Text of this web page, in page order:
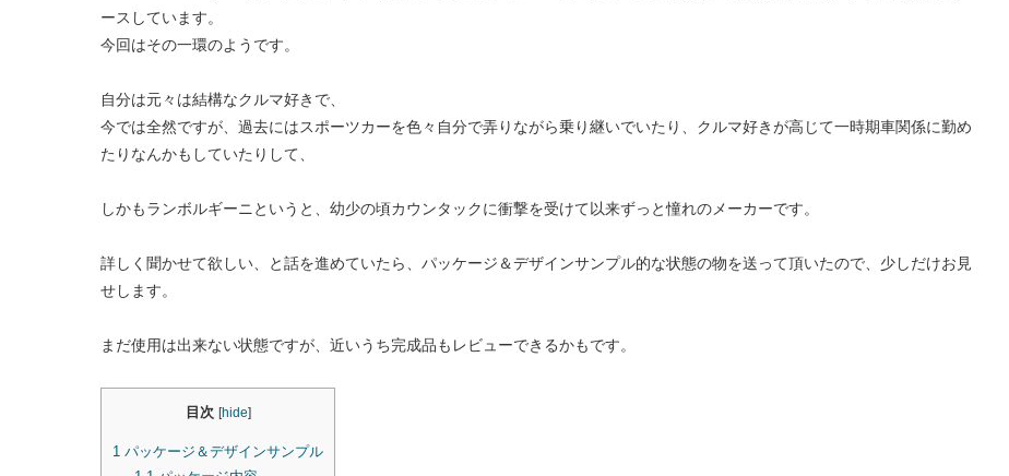
ースしています。
今回はその一環のようです。
自分は元々は結構なクルマ好きで、
今では全然ですが、過去にはスポーツカーを色々自分で弄りながら乗り継いでいたり、クルマ好きが高じて一時期車関係に勤め
たりなんかもしていたりして、
しかもランボルギーニというと、幼少の頃カウンタックに衝撃を受けて以来ずっと憧れのメーカーです。
詳しく聞かせて欲しい、と話を進めていたら、パッケージ＆デザインサンプル的な状態の物を送って頂いたので、少しだけお見
せします。
まだ使用は出来ない状態ですが、近いうち完成品もレビューできるかもです。
目次 [hide]
1 パッケージ＆デザインサンプル